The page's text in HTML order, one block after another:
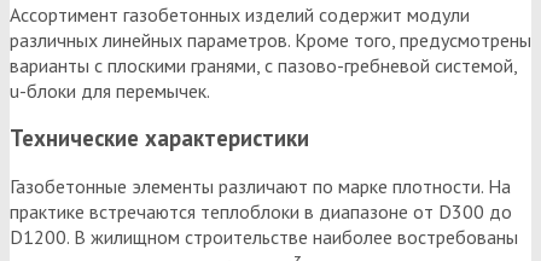
Ассортимент газобетонных изделий содержит модули
различных линейных параметров. Кроме того, предусмотрены
варианты с плоскими гранями, с пазово-гребневой системой,
u-блоки для перемычек.
Технические характеристики
Газобетонные элементы различают по марке плотности. На
практике встречаются теплоблоки в диапазоне от D300 до
D1200. В жилищном строительстве наиболее востребованы